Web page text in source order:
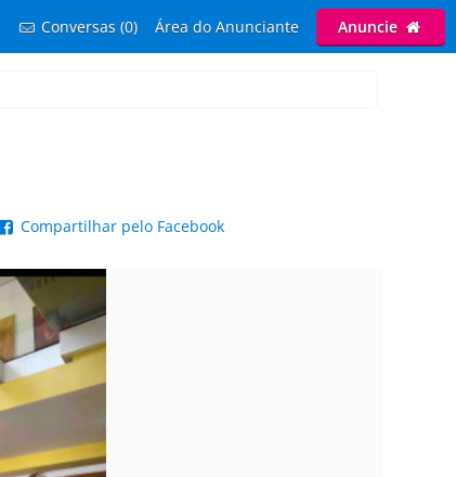
Conversas (0) Área do Anunciante Anuncie
Compartilhar pelo Facebook